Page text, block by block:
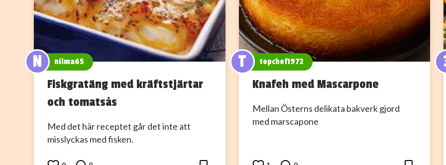
N nilma65
Fiskgratäng med kräftstjärtar
och tomatsås
Med det här receptet går det inte att
misslyckas med fisken.
T topchef1972
Knafeh med Mascarpone
Mellan Österns delikata bakverk gjord
med marscapone